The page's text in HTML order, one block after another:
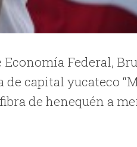
Economía Federal,
capital yucateco
de henequén a